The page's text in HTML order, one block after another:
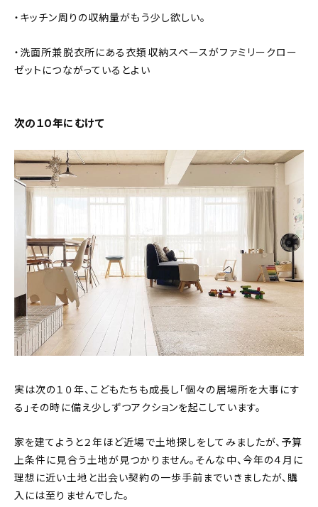
・キッチン周りの収納量がもう少し欲しい。
・洗面所兼脱衣所にある衣類収納スペースがファミリークロー
ゼットにつながっているとよい
次の１０年にむけて
実は次の１０年、こどもたちも成長し「個々の居場所を大事にす
る」その時に備え少しずつアクションを起こしています。
家を建てようと２年ほど近場で土地探しをしてみましたが、予算
上条件に見合う土地が見つかりません。そんな中、今年の４月に
理想に近い土地と出会い契約の一歩手前までいきましたが、購
入には至りませんでした。